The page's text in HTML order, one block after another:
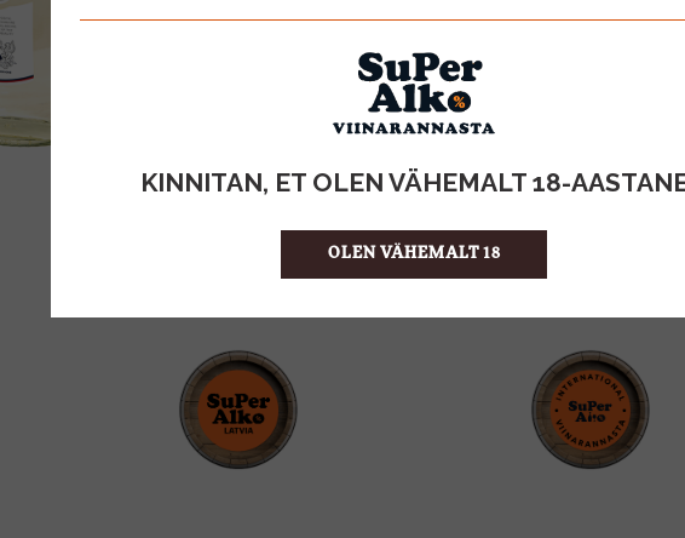
KINNITAN, ET OLEN VÄHEMALT 18-
OLEN VÄHEMALT 18
ÜHIKU HIND
KOGUS KASTIS